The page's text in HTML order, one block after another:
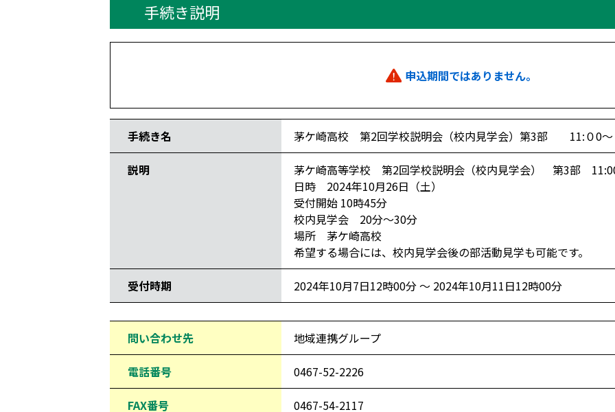
手続き説明
申込期間ではありません。
手続き名 茅ケ崎高校 第2回学校説明会（校内見学会）第3部 11:０0～
説明
茅ケ崎高等学校 第2回学校説明会（校内見学会） 第3部
日時 2024年10月26日（土）
受付開始 10時45分
校内見学会 20分～30分
場所 茅ケ崎高校
希望する場合には、校内見学会後の部活動見学も可能です。
受付時期 2024年10月7日12時00分 ～ 2024年10月11日12時00分
問い合わせ先 地域連携グループ
電話番号 0467-52-2226
FAX番号 0467-54-2117